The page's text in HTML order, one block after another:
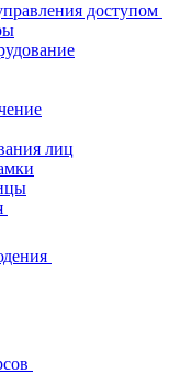
доступом
лиц